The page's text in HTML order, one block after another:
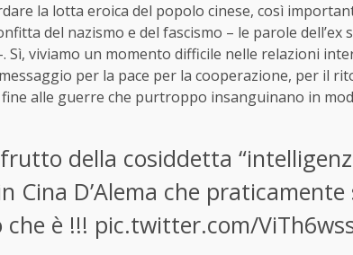
la lotta eroica del popolo cinese, così
del nazismo e del fascismo – le parole
Sì, viviamo un momento difficile nelle relazioni
per la pace per la cooperazione, per il
alle guerre che purtroppo insanguinano in
della cosiddetta
Cina D’Alema che
è !!! pic.twitter.com/